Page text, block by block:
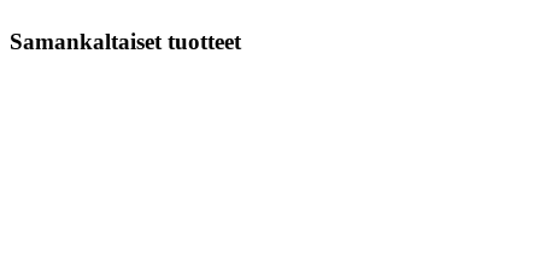
Samankaltaiset tuotteet